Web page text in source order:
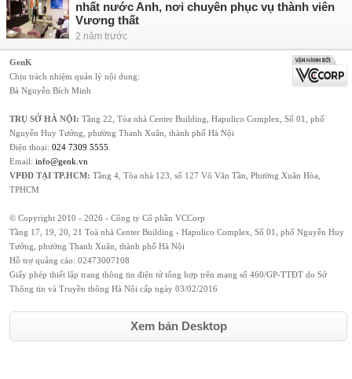
nhất nước Anh, nơi chuyên phục vụ thành viên
Vương thất
2 năm trước
GenK
Chịu trách nhiệm quản lý nội dung:
Bà Nguyễn Bích Minh
TRỤ SỞ HÀ NỘI: Tầng 22, Tòa nhà Center Building, Hapulico Complex, Số 01, phố
Nguyễn Huy Tưởng, phường Thanh Xuân, thành phố Hà Nội
Điện thoại: 024 7309 5555
Email: info@genk.vn
VPĐD TẠI TP.HCM: Tầng 4, Tòa nhà 123, số 127 Võ Văn Tần, Phường Xuân Hòa,
TPHCM
© Copyright 2010 - 2026 - Công ty Cổ phần VCCorp
Tầng 17, 19, 20, 21 Toà nhà Center Building - Hapulico Complex, Số 01, phố Nguyễn Huy
Tưởng, phường Thanh Xuân, thành phố Hà Nội
Hỗ trợ quảng cáo: 02473007108
Giấy phép thiết lập trang thông tin điện tử tổng hợp trên mạng số 460/GP-TTĐT do Sở
Thông tin và Truyền thông Hà Nội cấp ngày 03/02/2016
Xem bản Desktop